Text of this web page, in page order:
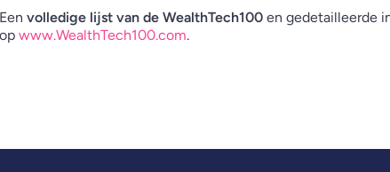
Een volledige lijst van de WealthTech100 en gedetailleerde
op www.WealthTech100.com.